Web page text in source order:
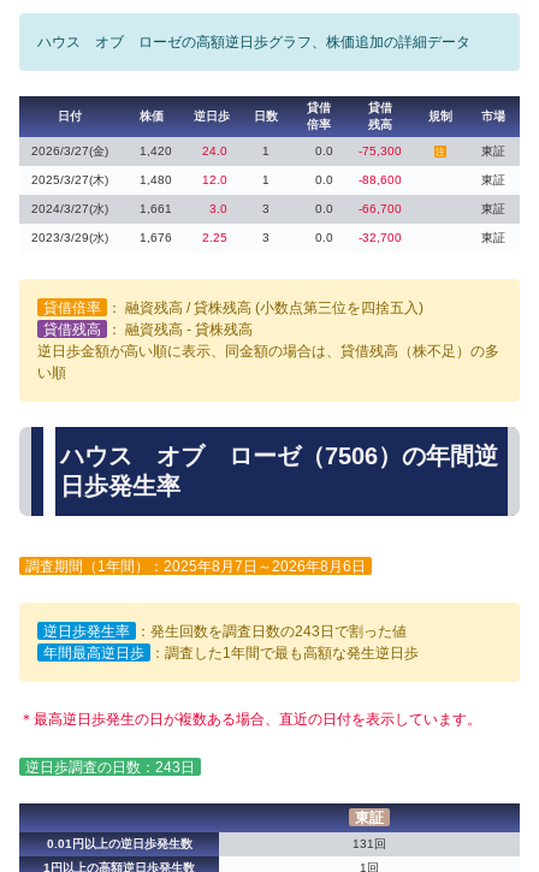
ハウス オブ ローゼの高額逆日歩グラフ、株価追加の詳細データ
日付 株価 逆日歩 日数
貸借
倍率
貸借
残高
規制 市場
2026/3/27(金) 1,420 24.0 1 0.0 -75,300 注 東証
2025/3/27(木) 1,480 12.0 1 0.0 -88,600 東証
2024/3/27(水) 1,661 3.0 3 0.0 -66,700 東証
2023/3/29(水) 1,676 2.25 3 0.0 -32,700 東証
貸借倍率
： 融資残高 / 貸株残高 (小数点第三位を四捨五入)
貸借残高
： 融資残高 - 貸株残高
逆日歩金額が高い順に表示、同金額の場合は、貸借残高（株不足）の多
い順
ハウス オブ ローゼ（7506）の年間逆
日歩発生率
調査期間（1年間）：2025年8月7日～2026年8月6日
逆日歩発生率
：発生回数を調査日数の243日で割った値
年間最高逆日歩
：調査した1年間で最も高額な発生逆日歩
＊最高逆日歩発生の日が複数ある場合、直近の日付を表示しています。
逆日歩調査の日数：243日
東証
0.01円以上の逆日歩発生数
131回
1円以上の高額逆日歩発生数
1回